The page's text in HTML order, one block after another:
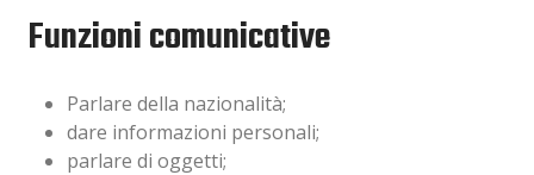
Funzioni comunicative
Parlare della nazionalità;
dare informazioni personali;
parlare di oggetti;